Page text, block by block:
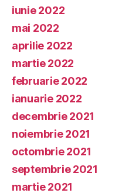
iunie 2022
mai 2022
aprilie 2022
martie 2022
februarie 2022
ianuarie 2022
decembrie 2021
noiembrie 2021
octombrie 2021
septembrie 2021
martie 2021